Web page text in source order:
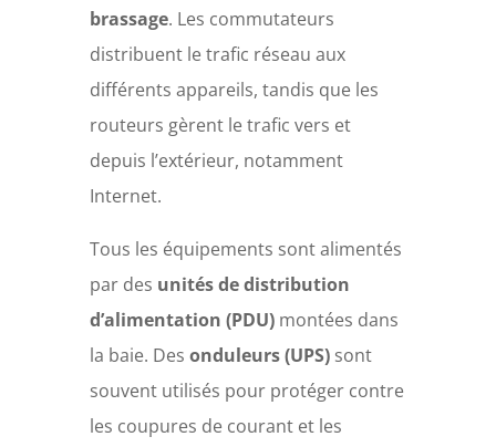
brassage. Les commutateurs
distribuent le trafic réseau aux
différents appareils, tandis que les
routeurs gèrent le trafic vers et
depuis l’extérieur, notamment
Internet.
Tous les équipements sont alimentés
par des unités de distribution
d’alimentation (PDU)montées dans
la baie. Des onduleurs (UPS)sont
souvent utilisés pour protéger contre
les coupures de courant et les